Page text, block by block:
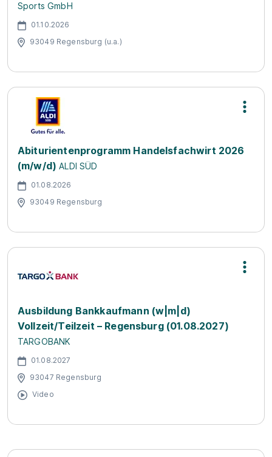
Sports GmbH
01.10.2026
93049 Regensburg (u.a.)
Abiturientenprogramm Handelsfachwirt 2026
(m/w/d) ALDI SÜD
01.08.2026
93049 Regensburg
Ausbildung Bankkaufmann (w|m|d)
Vollzeit/Teilzeit – Regensburg (01.08.2027)
TARGOBANK
01.08.2027
93047 Regensburg
Video